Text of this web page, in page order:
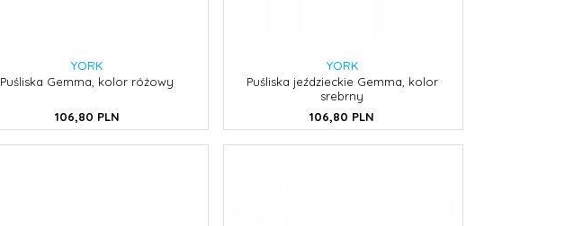
YORK
Puśliska Gemma, kolor różowy
106,80 PLN
YORK
Puśliska jeździeckie Gemma, kolor
srebrny
106,80 PLN